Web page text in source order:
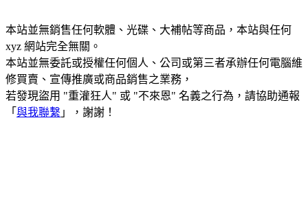
本站並無銷售任何軟體、光碟、大補帖等商品，本站與任何
xyz 網站完全無關。
本站並無委託或授權任何個人、公司或第三者承辦任何電腦維
修買賣、宣傳推廣或商品銷售之業務，
若發現盜用 "重灌狂人" 或 "不來恩" 名義之行為，請協助通報
「 與我聯繫 」，謝謝！